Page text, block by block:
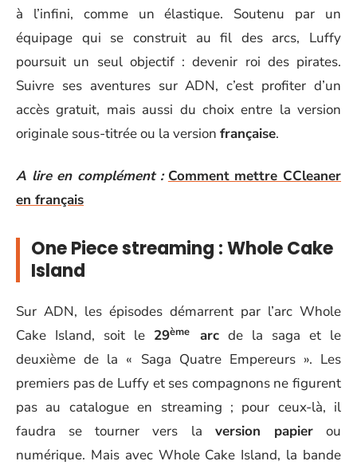
à l’infini, comme un élastique. Soutenu par un
équipage qui se construit au fil des arcs, Luffy
poursuit un seul objectif : devenir roi des pirates.
Suivre ses aventures sur ADN, c’est profiter d’un
accès gratuit, mais aussi du choix entre la version
originale sous-titrée ou la version française.
A lire en complément : Comment mettre CCleaner
en français
One Piece streaming : Whole Cake
Island
Sur ADN, les épisodes démarrent par l’arc Whole
Cake Island, soit le 29ème arcde la saga et le
deuxième de la « Saga Quatre Empereurs ». Les
premiers pas de Luffy et ses compagnons ne figurent
pas au catalogue en streaming ; pour ceux-là, il
faudra se tourner vers la version papierou
numérique. Mais avec Whole Cake Island, la bande